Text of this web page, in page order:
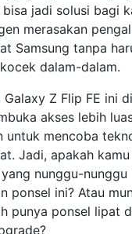
jadi solusi bagi
merasakan
Samsung tanpa
dalam-dalam.
Galaxy Z Flip FE ini
akses lebih
untuk mencoba
Jadi, apakah kamu
nunggu-nunggu
ponsel ini? Atau
punya ponsel lipat